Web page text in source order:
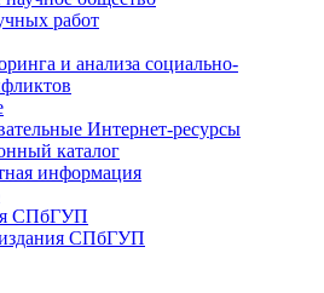
работ
и анализа социально-
Интернет-ресурсы
каталог
информация
СПбГУП
СПбГУП